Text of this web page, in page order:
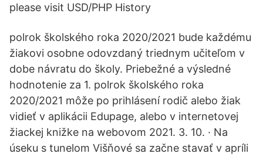
please visit USD/PHP History
polrok školského roka 2020/2021 bude každému
žiakovi osobne odovzdaný triednym učiteľom v
dobe návratu do školy. Priebežné a výsledné
hodnotenie za 1. polrok školského roka
2020/2021 môže po prihlásení rodič alebo žiak
vidieť v aplikácii Edupage, alebo v internetovej
žiackej knižke na webovom 2021. 3. 10. · Na
úseku s tunelom Višňové sa začne stavať v apríli